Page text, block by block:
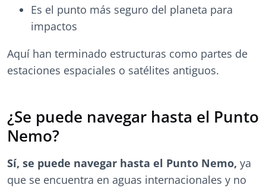
Es el punto más seguro del planeta para
impactos
Aquí han terminado estructuras como partes de
estaciones espaciales o satélites antiguos.
¿Se puede navegar hasta el Punto
Nemo?
Sí, se puede navegar hasta el Punto Nemo, ya
que se encuentra en aguas internacionales y no